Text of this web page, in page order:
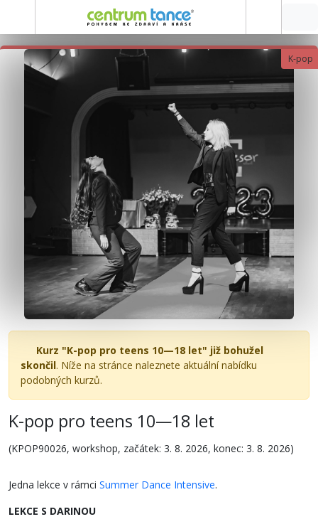
K-pop
Kurz "K-pop pro teens 10—18 let" již bohužel
skončil. Níže na stránce naleznete aktuální nabídku
podobných kurzů.
K-pop pro teens 10—18 let
(KPOP90026, workshop, začátek: 3. 8. 2026, konec: 3. 8. 2026)
Jedna lekce v rámci Summer Dance Intensive.
LEKCE S DARINOU